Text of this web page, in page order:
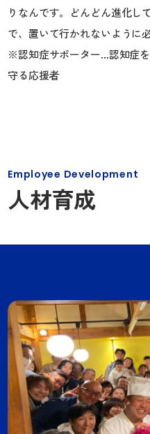
りなんです。どんどん進化し
で、置いて行かれないように
※認知症サポーター…認知症
守る応援者
Employee Development
人材育成